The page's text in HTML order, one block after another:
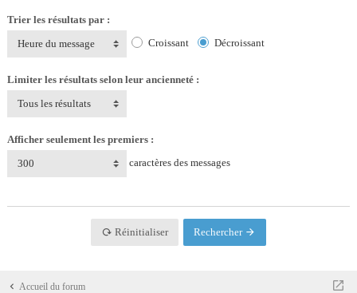
Trier les résultats par :
Heure du message
Croissant Décroissant
Limiter les résultats selon leur ancienneté :
Tous les résultats
Afficher seulement les premiers :
300
caractères des messages
Réinitialiser Rechercher
Accueil du forum